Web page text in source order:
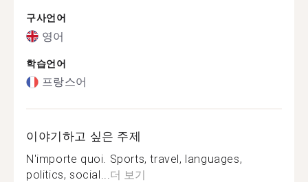
구사언어
영어
학습언어
프랑스어
이야기하고 싶은 주제
N'importe quoi. Sports, travel, languages,
politics, social...더 보기